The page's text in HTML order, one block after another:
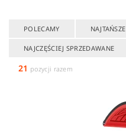
POLECAMY NAJTAŃSZE
NAJCZĘŚCIEJ SPRZEDAWANE
21 pozycji razem